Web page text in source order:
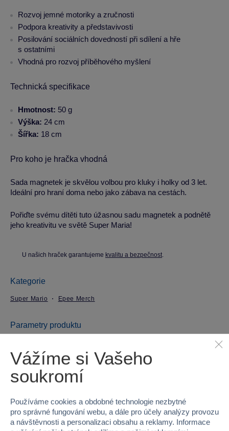
Rozvoj jemné motoriky a zručnosti
Podpora kreativity a představivosti
Posilování sociálních dovedností při sdílení a hře
s ostatními
Vhodná pro rozvoj příběhového myšlení
Technická specifikace
Hmotnost: 50 g
Výška: 24 cm
Šířka: 18 cm
Pro koho je hračka vhodná
Sada magnetek je skvělou volbou pro kluky i holky od 3 let.
Ideální pro hraní doma nebo jako zábava na cestách.
Pořiďte svému dítěti tuto úžasnou sadu magnetek a podnětě
jeho kreativitu ve světě Super Maria!
U našich hraček garantujeme kvalitu a bezpečnost.
Kategorie
Super Mario Epee Merch
Parametry produktu
EAN 5050293650814
Kód produktu
Značka Epee Merch
Licence Nintendo
Vážíme si Vašeho
soukromí
Používáme cookies a obdobné technologie nezbytné
pro správné fungování webu, a dále pro účely analýzy provozu
a návštěvnosti a personalizaci obsahu a reklamy. Informace